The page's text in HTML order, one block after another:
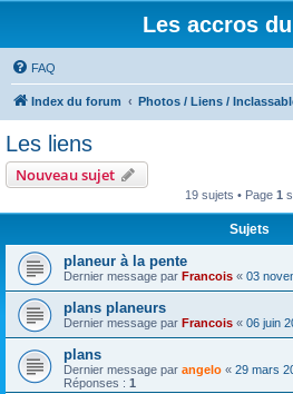
Les accros
FAQ
Index du forum Photos / Liens /
Les liens
Nouveau sujet
19 sujets • Page 1
Sujets
planeur à la pente
Dernier message par Francois « 03
plans planeurs
Dernier message par Francois « 06 juin
plans
Dernier message par angelo « 29 mars
Réponses : 1